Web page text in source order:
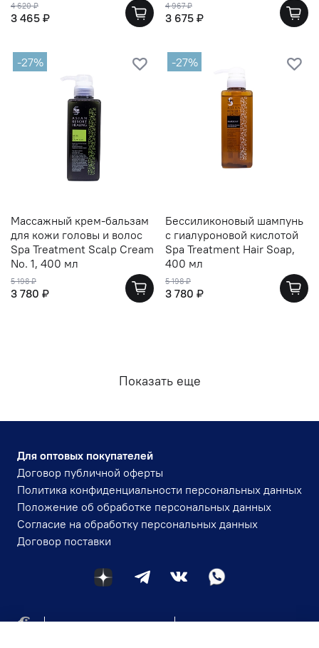
4 620 ₽
3 465 ₽
4 967 ₽
3 675 ₽
-27%
Массажный крем-бальзам
для кожи головы и волос
Spa Treatment Scalp Cream
No. 1, 400 мл
5 198 ₽
3 780 ₽
-27%
Бессиликоновый шампунь
с гиалуроновой кислотой
Spa Treatment Hair Soap,
400 мл
5 198 ₽
3 780 ₽
Показать еще
+7 (984) 143-30-84
igmavlad@yandex.ru
Для оптовых покупателей
Договор публичной оферты
Политика конфиденциальности персональных данных
Положение об обработке персональных данных
Согласие на обработку персональных данных
Договор поставки